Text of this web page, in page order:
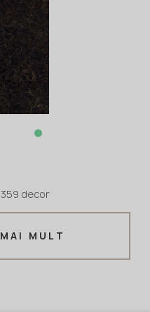
în stoc
359 decor
MULT